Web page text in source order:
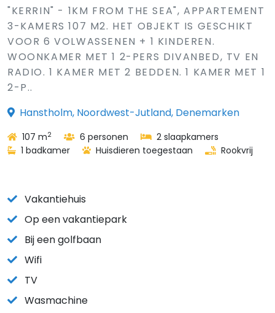
"KERRIN" - 1KM FROM THE SEA", APPARTEMENT
3-KAMERS 107 M2. HET OBJEKT IS GESCHIKT
VOOR 6 VOLWASSENEN + 1 KINDEREN.
WOONKAMER MET 1 2-PERS DIVANBED, TV EN
RADIO. 1 KAMER MET 2 BEDDEN. 1 KAMER MET 1
2-P..
Hanstholm, Noordwest-Jutland, Denemarken
107 m2 6 personen
2 slaapkamers
1 badkamer
Huisdieren toegestaan Rookvrij
Vakantiehuis
Op een vakantiepark
Bij een golfbaan
Wifi
TV
Wasmachine